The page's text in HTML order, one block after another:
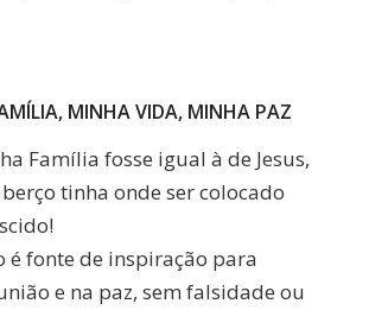
MINHA VIDA, MINHA PAZ
Família fosse igual à de Jesus,
tinha onde ser colocado
é fonte de inspiração para
e na paz, sem falsidade ou